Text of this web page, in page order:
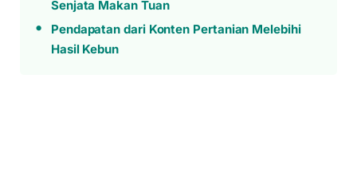
Senjata Makan Tuan
Pendapatan dari Konten Pertanian Melebihi
Hasil Kebun